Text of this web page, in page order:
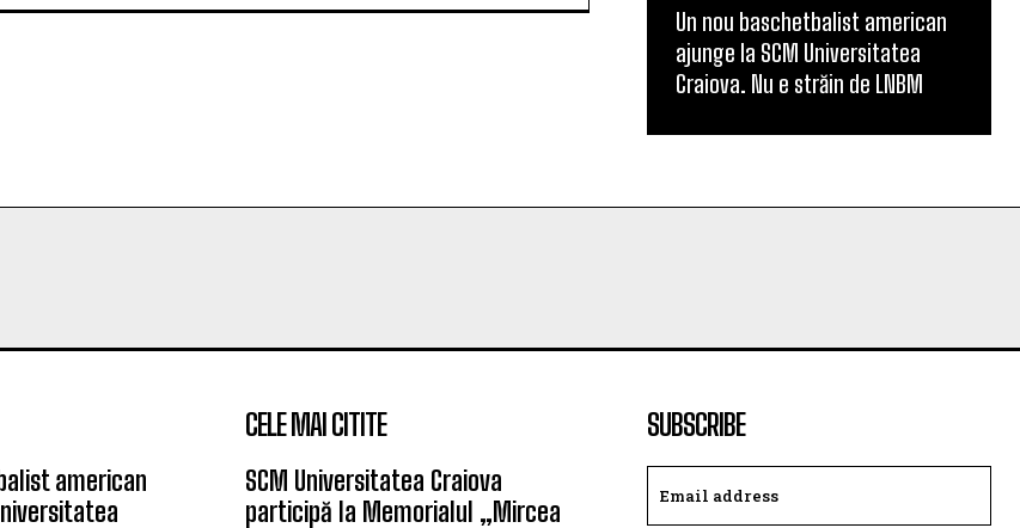
Un nou baschetbalist american
ajunge la SCM Universitatea
Craiova. Nu e străin de LNBM
american
CELE MAI CITITE
SCM Universitatea Craiova
participă la Memorialul „Mircea
SUBSCRIBE